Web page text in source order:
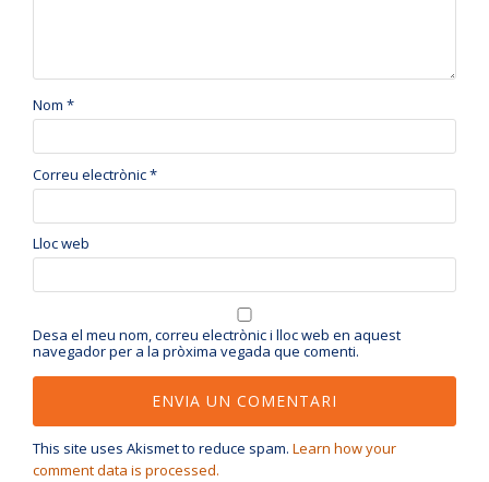
Nom *
Correu electrònic*
Lloc web
Desa el meu nom, correu electrònic i lloc web en aquest
navegador per a la pròxima vegada que comenti.
This site uses Akismet to reduce spam. Learn how your
comment data is processed.